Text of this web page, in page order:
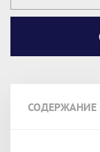
СОДЕРЖАНИЕ